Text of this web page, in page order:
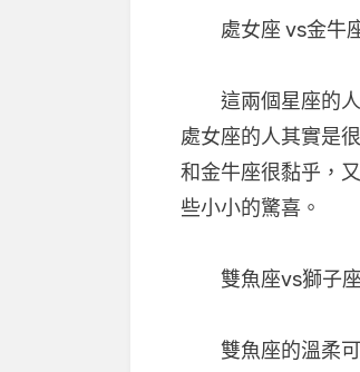
處女座 vs金牛
這兩個星座的人
處女座的人其實是
和金牛座很黏乎，
些小小的驚喜。
雙魚座vs獅子座
雙魚座的溫柔可